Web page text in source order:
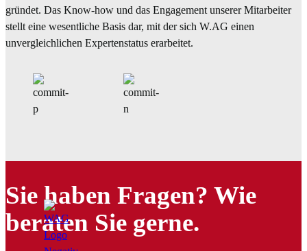
gründet. Das Know-how und das Engagement unserer Mitarbeiter
stellt eine wesentliche Basis dar, mit der sich W.AG einen
unvergleichlichen Expertenstatus erarbeitet.
Sie haben Fragen? Wie
beraten Sie gerne.